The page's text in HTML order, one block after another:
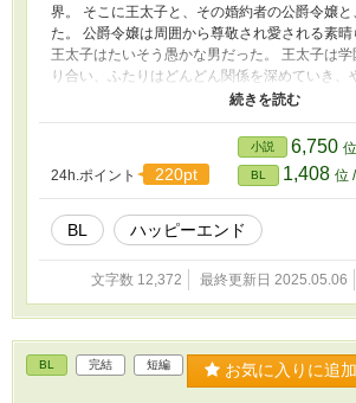
界。 そこに王太子と、その婚約者の公爵令嬢
た。 公爵令嬢は周囲から尊敬され愛される素晴
王太子はたいそう愚かな男だった。 王太子は
り合い、ふたりはどんどん関係を深めていき、
になった。 そんなあるとき、男爵令嬢が自身が
園の卒業パーティーで公爵令嬢を断罪し婚約破
令嬢に約束する。 王太子は喜び、舞い上がって
令嬢との縁を断ち切って、彼女と結ばれる！ 僕
に入れられるんだ！ 「いいやその幸せ、間違
ぞ。」 あの男が現れるまでは。
24h.ポイント 220pt
小説 6,750
BL 1,408 位
BL ハッピーエンド
文字数 12,372 最終更新日 2025.05.06
BL 完結 短編 お気に入りに追加